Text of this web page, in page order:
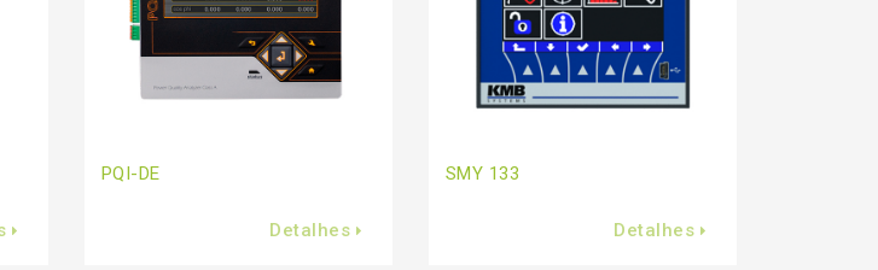
PQI-DE
Detalhes
SMY 133
Detalhes